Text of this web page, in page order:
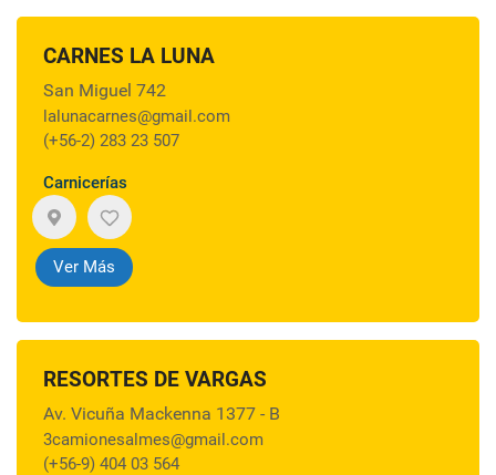
CARNES LA LUNA
San Miguel 742
lalunacarnes@gmail.com
(+56-2) 283 23 507
Carnicerías
Ver Más
RESORTES DE VARGAS
Av. Vicuña Mackenna 1377 - B
3camionesalmes@gmail.com
(+56-9) 404 03 564